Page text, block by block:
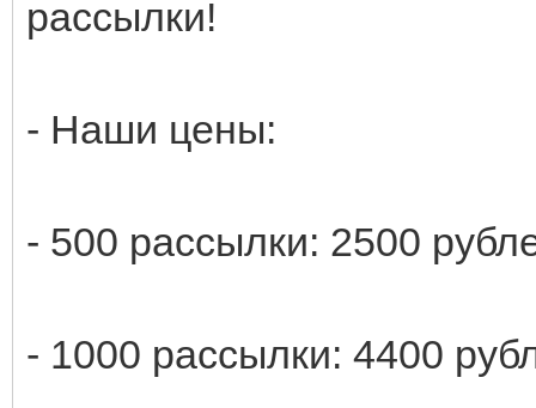
рассылки!
- Наши цены:
- 500 рассылки: 2500
- 1000 рассылки: 4400